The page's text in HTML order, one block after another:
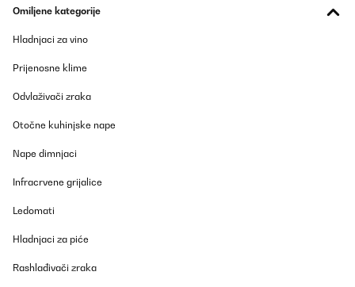
Omiljene kategorije
Hladnjaci za vino
Prijenosne klime
Odvlaživači zraka
Otočne kuhinjske nape
Nape dimnjaci
Infracrvene grijalice
Ledomati
Hladnjaci za piće
Rashlađivači zraka